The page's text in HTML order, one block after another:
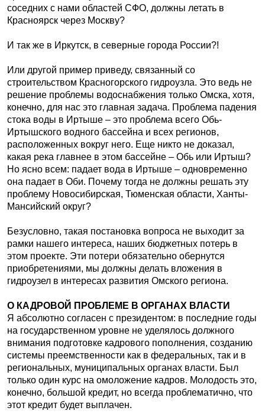
соседних с нами областей СФО, должны летать в
Красноярск через Москву?
И так же в Иркутск, в северные города России?!
Или другой пример приведу, связанный со
строительством Красногорского гидроузла. Это ведь не
решение проблемы водоснабжения только Омска, хотя,
конечно, для нас это главная задача. Проблема падения
стока воды в Иртыше – это проблема всего Обь-
Иртышского водного бассейна и всех регионов,
расположенных вокруг него. Еще никто не доказал,
какая река главнее в этом бассейне – Обь или Иртыш?
Но ясно всем: падает вода в Иртыше – одновременно
она падает в Оби. Почему тогда не должны решать эту
проблему Новосибирская, Тюменская области, Ханты-
Мансийский округ?
Безусловно, такая постановка вопроса не выходит за
рамки нашего интереса, наших бюджетных потерь в
этом проекте. Эти потери обязательно обернутся
приобретениями, мы должны делать вложения в
гидроузел в интересах развития Омского региона.
О КАДРОВОЙ ПРОБЛЕМЕ В ОРГАНАХ ВЛАСТИ
Я абсолютно согласен с президентом: в последние годы
на государственном уровне не уделялось должного
внимания подготовке кадрового пополнения, созданию
системы преемственности как в федеральных, так и в
региональных, муниципальных органах власти. Был
только один курс на омоложение кадров. Молодость это,
конечно, большой кредит, но всегда проблематично, что
этот кредит будет выплачен.